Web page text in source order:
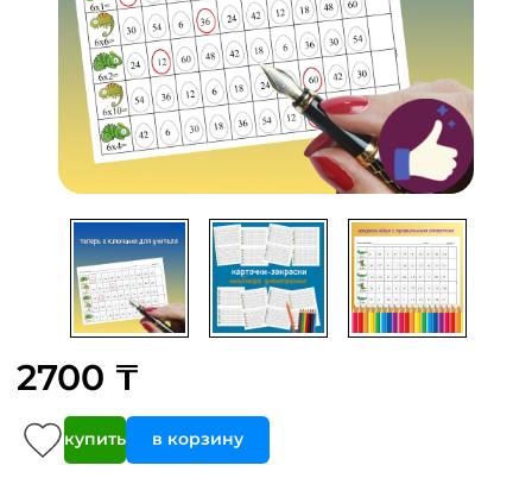
2700 ₸
купить в корзину